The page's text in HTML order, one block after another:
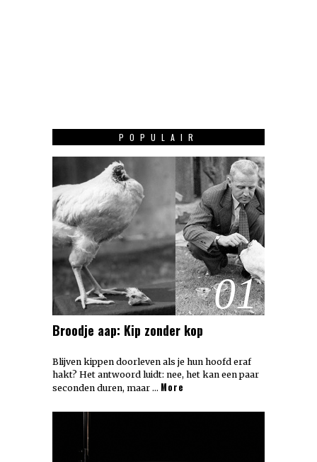
POPULAIR
01
Broodje aap: Kip zonder kop
Blijven kippen doorleven als je hun hoofd eraf
hakt? Het antwoord luidt: nee, het kan een paar
seconden duren, maar … More